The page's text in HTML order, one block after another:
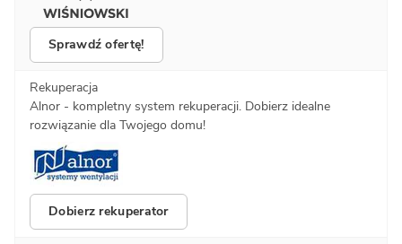
Sprawdź ofertę!
Rekuperacja
Alnor - kompletny system rekuperacji. Dobierz idealne
rozwiązanie dla Twojego domu!
Dobierz rekuperator